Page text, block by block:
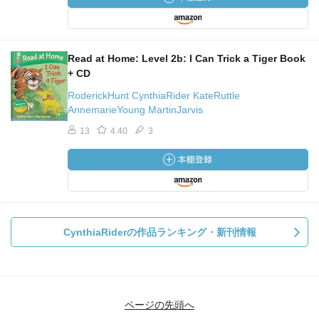
Read at Home: Level 2b: I Can Trick a Tiger Book
+ CD
RoderickHunt CynthiaRider KateRuttle
AnnemarieYoung MartinJarvis
13 4.40 3
CynthiaRiderの作品ランキング・新刊情報
ページの先頭へ